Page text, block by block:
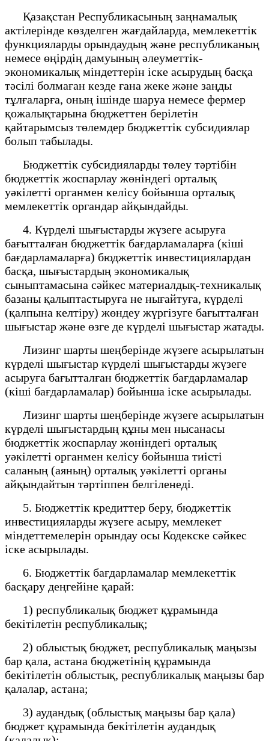
Қазақстан Республикасының заңнамалық
актілерінде көзделген жағдайларда, мемлекеттік
функцияларды орындаудың және республиканың
немесе өңірдің дамуының әлеуметтік-
экономикалық міндеттерін іске асырудың басқа
тәсілі болмаған кезде ғана жеке және заңды
тұлғаларға, оның ішінде шаруа немесе фермер
қожалықтарына бюджеттен берілетін
қайтарымсыз төлемдер бюджеттік субсидиялар
болып табылады.
Бюджеттік субсидияларды төлеу тәртібін
бюджеттік жоспарлау жөніндегі орталық
уәкілетті органмен келісу бойынша орталық
мемлекеттік органдар айқындайды.
4. Күрделі шығыстарды жүзеге асыруға
бағытталған бюджеттік бағдарламаларға (кіші
бағдарламаларға) бюджеттік инвестициялардан
басқа, шығыстардың экономикалық
сыныптамасына сәйкес материалдық-техникалық
базаны қалыптастыруға не нығайтуға, күрделі
(қалпына келтіру) жөндеу жүргізуге бағытталған
шығыстар және өзге де күрделі шығыстар жатады.
Лизинг шарты шеңберінде жүзеге асырылатын
күрделі шығыстар күрделі шығыстарды жүзеге
асыруға бағытталған бюджеттік бағдарламалар
(кіші бағдарламалар) бойынша іске асырылады.
Лизинг шарты шеңберінде жүзеге асырылатын
күрделі шығыстардың құны мен нысанасы
бюджеттік жоспарлау жөніндегі орталық
уәкілетті органмен келісу бойынша тиісті
саланың (аяның) орталық уәкілетті органы
айқындайтын тәртіппен белгіленеді.
5. Бюджеттік кредиттер беру, бюджеттік
инвестицияларды жүзеге асыру, мемлекет
міндеттемелерін орындау осы Кодекске сәйкес
іске асырылады.
6. Бюджеттік бағдарламалар мемлекеттік
басқару деңгейіне қарай:
1) республикалық бюджет құрамында
бекітілетін республикалық;
2) облыстық бюджет, республикалық маңызы
бар қала, астана бюджетінің құрамында
бекітілетін облыстық, республикалық маңызы бар
қалалар, астана;
3) аудандық (облыстық маңызы бар қала)
бюджет құрамында бекітілетін аудандық